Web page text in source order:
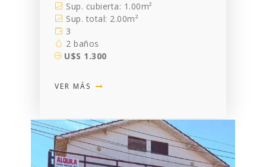
Sup. cubierta: 1.00m²
Sup. total: 2.00m²
3
2 baños
U$S 1.300
VER MÁS